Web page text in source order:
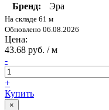
Бренд:
Эра
На складе 61 м
Обновлено 06.08.2026
Цена:
43.68 руб. / м
-
+
Купить
×